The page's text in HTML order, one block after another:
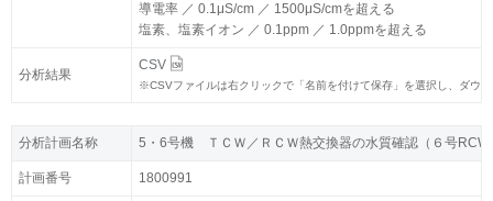
導電率 ／ 0.1μS/cm ／ 1500μS/cmを超える
塩素、塩素イオン ／ 0.1ppm ／ 1.0ppmを超える
分析結果
CSV
※CSVファイルは右クリックで「名前を付けて保存」を選択し、ダウ
導電率 ／ 0.1μS/cm ／ 1500μS/cmを超える
塩素、塩素イオン ／ 0.1ppm ／ 1.0ppmを超える
分析結果
CSV
※CSVファイルは右クリックで「名前を付けて保存」を選択し、ダウ
分析計画名称 5・6号機 ＴＣＷ／ＲＣＷ熱交換器の水質確認（６号RCW
計画番号 1800991
分析計画名称 5・6号機 ＴＣＷ／ＲＣＷ熱交換器の水質確認（６号RCW
計画番号 1800991